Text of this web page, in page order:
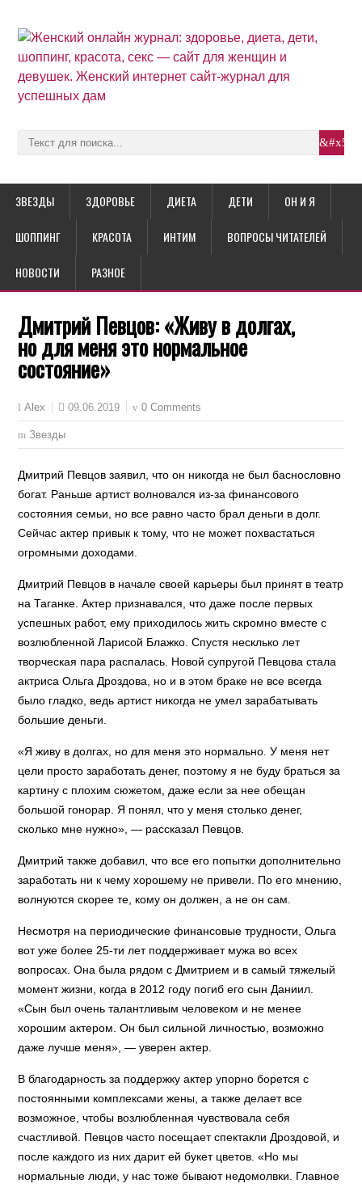
ЗВЕЗДЫ ЗДОРОВЬЕ ДИЕТА ДЕТИ ОН И Я
ШОППИНГ КРАСОТА ИНТИМ ВОПРОСЫ ЧИТАТЕЛЕЙ
НОВОСТИ РАЗНОЕ
Дмитрий Певцов: «Живу в долгах,
но для меня это нормальное
состояние»
Alex 09.06.2019 0 Comments
Звезды
Дмитрий Певцов заявил, что он никогда не был баснословно
богат. Раньше артист волновался из-за финансового
состояния семьи, но все равно часто брал деньги в долг.
Сейчас актер привык к тому, что не может похвастаться
огромными доходами.
Дмитрий Певцов в начале своей карьеры был принят в театр
на Таганке. Актер признавался, что даже после первых
успешных работ, ему приходилось жить скромно вместе с
возлюбленной Ларисой Блажко. Спустя несклько лет
творческая пара распалась. Новой супругой Певцова стала
актриса Ольга Дроздова, но и в этом браке не все всегда
было гладко, ведь артист никогда не умел зарабатывать
большие деньги.
«Я живу в долгах, но для меня это нормально. У меня нет
цели просто заработать денег, поэтому я не буду браться за
картину с плохим сюжетом, даже если за нее обещан
большой гонорар. Я понял, что у меня столько денег,
сколько мне нужно», — рассказал Певцов.
Дмитрий также добавил, что все его попытки дополнительно
заработать ни к чему хорошему не привели. По его мнению,
волнуются скорее те, кому он должен, а не он сам.
Несмотря на периодические финансовые трудности, Ольга
вот уже более 25-ти лет поддерживает мужа во всех
вопросах. Она была рядом с Дмитрием и в самый тяжелый
момент жизни, когда в 2012 году погиб его сын Даниил.
«Сын был очень талантливым человеком и не менее
хорошим актером. Он был сильной личностью, возможно
даже лучше меня», — уверен актер.
В благодарность за поддержку актер упорно борется с
постоянными комплексами жены, а также делает все
возможное, чтобы возлюбленная чувствовала себя
счастливой. Певцов часто посещает спектакли Дроздовой, и
после каждого из них дарит ей букет цветов. «Но мы
нормальные люди, у нас тоже бывают недомолвки. Главное